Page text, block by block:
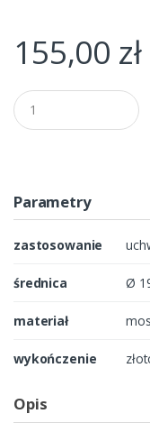
155,00 zł
Q
u
a
t
yParametry
zastosowanie
średnica Ø
materiał
wykończenie
Opis